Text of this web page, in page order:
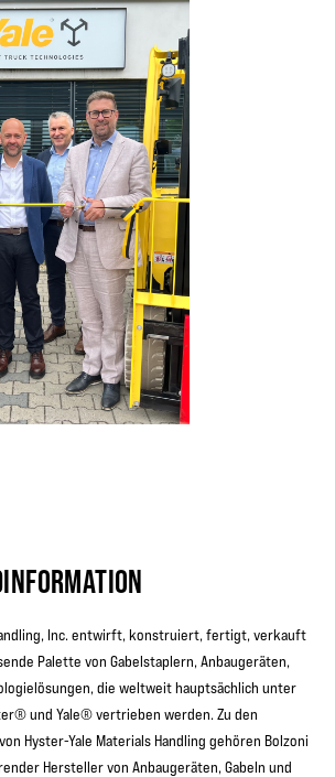
Inc. entwirft, konstruiert, fertigt, verkauft
Palette von Gabelstaplern, Anbaugeräten,
die weltweit hauptsächlich unter
und Yale® vertrieben werden. Zu den
Hyster-Yale Materials Handling gehören Bolzoni
Hersteller von Anbaugeräten, Gabeln und